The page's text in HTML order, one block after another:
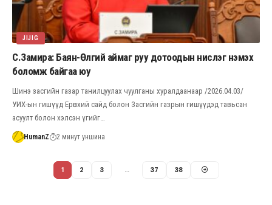
JIJIG
С.Замира: Баян-Өлгий аймаг руу дотоодын нислэг нэмэх
боломж байгаа юу
Шинэ засгийн газар танилцуулах чуулганы хуралдаанаар /2026.04.03/
УИХ-ын гишүүд Ерөнхий сайд болон Засгийн газрын гишүүдэд тавьсан
асуулт болон хэлсэн үгийг…
HumanZ 2 минут уншина
1 2 3 … 37 38